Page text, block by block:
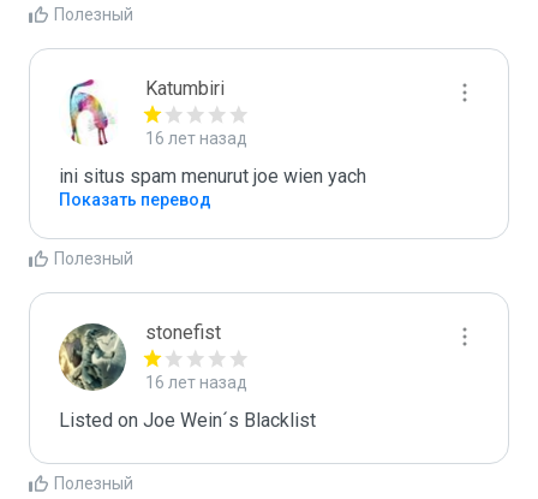
Полезный
Katumbiri
16 лет назад
ini situs spam menurut joe wien yach
Показать перевод
Полезный
stonefist
16 лет назад
Listed on Joe Wein´s Blacklist
Полезный